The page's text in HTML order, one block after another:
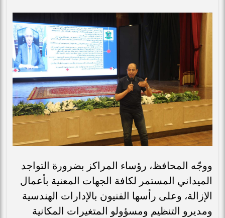
ووجّه المحافظ، رؤساء المراكز بضرورة التواجد
الميداني المستمر لكافة الجهات المعنية بأعمال
الإزالة، وعلى رأسها الفنيون بالإدارات الهندسية
ومديرو التنظيم ومسؤولو المتغيرات المكانية